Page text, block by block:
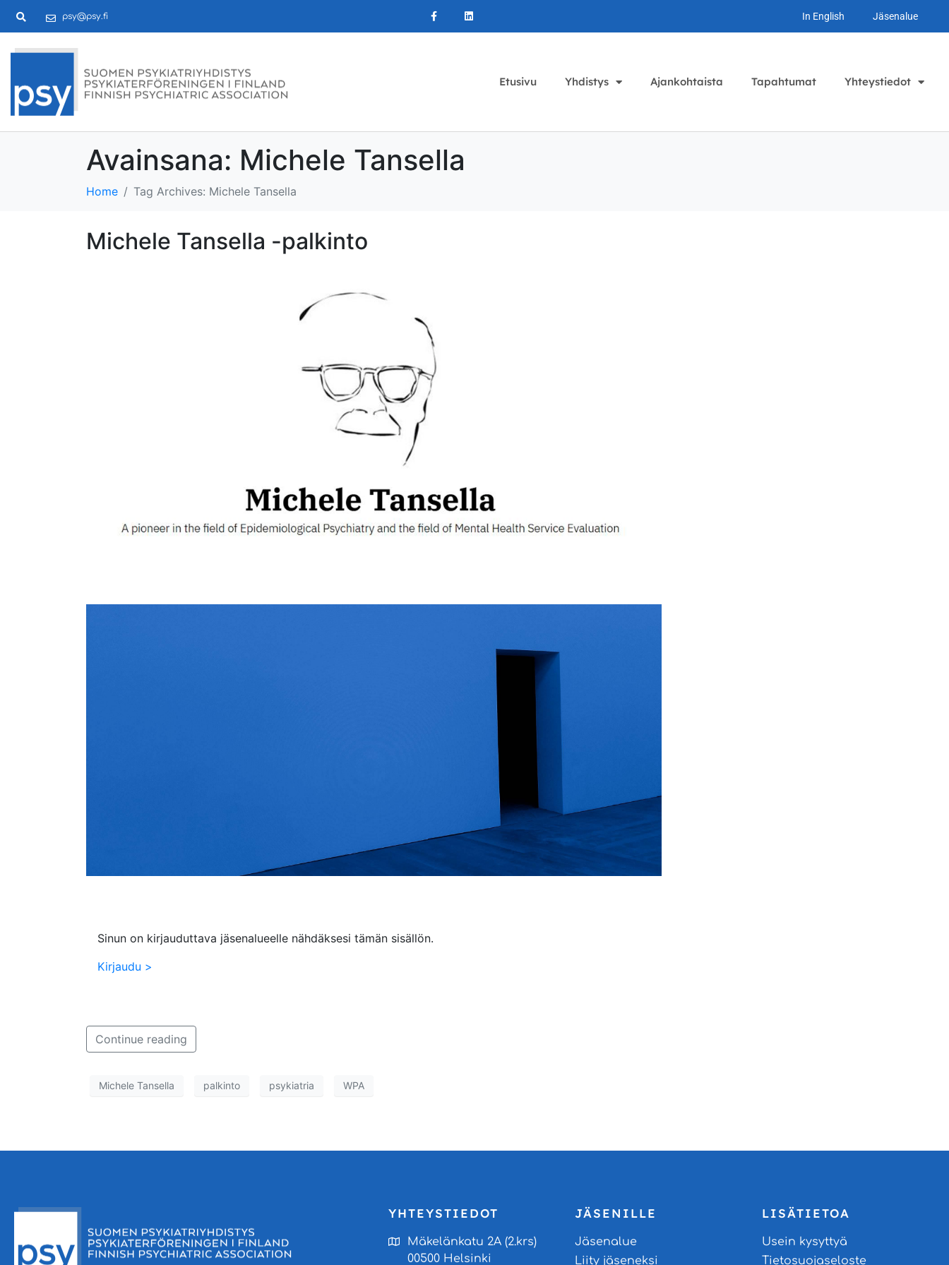
psy@psy.fi In English Jäsenalue
Etusivu Yhdistys Ajankohtaista Tapahtumat Yhteystiedot
Avainsana: Michele Tansella
Home Tag Archives: Michele Tansella
Michele Tansella -palkinto
Sinun on kirjauduttava jäsenalueelle nähdäksesi tämän sisällön.
Kirjaudu >
Continue reading
Michele Tansella palkinto psykiatria WPA
YHTEYSTIEDOT
Mäkelänkatu 2A (2.krs)
00500 Helsinki
JÄSENILLE
Jäsenalue
Liity jäseneksi
LISÄTIETOA
Usein kysyttyä
Tietosuojaseloste